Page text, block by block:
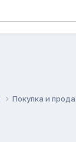
Покупка и